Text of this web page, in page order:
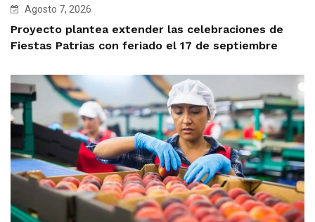
Agosto 7, 2026
Proyecto plantea extender las celebraciones de
Fiestas Patrias con feriado el 17 de septiembre